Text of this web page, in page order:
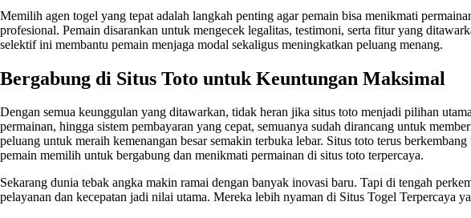
Memilih agen togel yang tepat adalah langkah penting agar pemain bisa menikmati
profesional. Pemain disarankan untuk mengecek legalitas, testimoni, serta fitur yang
selektif ini membantu pemain menjaga modal sekaligus meningkatkan peluang menang.
Bergabung di Situs Toto untuk Keuntungan Maksimal
Dengan semua keunggulan yang ditawarkan, tidak heran jika situs toto menjadi pilihan
permainan, hingga sistem pembayaran yang cepat, semuanya sudah dirancang untuk
peluang untuk meraih kemenangan besar semakin terbuka lebar. Situs toto terus
pemain memilih untuk bergabung dan menikmati permainan di situs toto terpercaya.
Sekarang dunia tebak angka makin ramai dengan banyak inovasi baru. Tapi di tengah
pelayanan dan kecepatan jadi nilai utama. Mereka lebih nyaman di Situs Togel Terpercaya